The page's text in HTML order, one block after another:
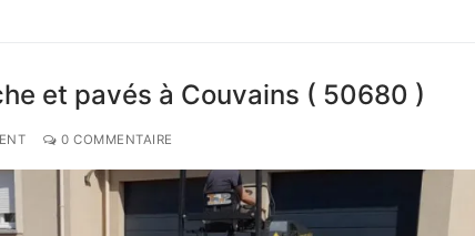
et pavés à Couvains ( 50680 )
0 COMMENTAIRE